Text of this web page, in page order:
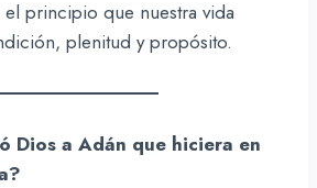
principio que nuestra vida
plenitud y propósito.
Dios a Adán que hiciera en